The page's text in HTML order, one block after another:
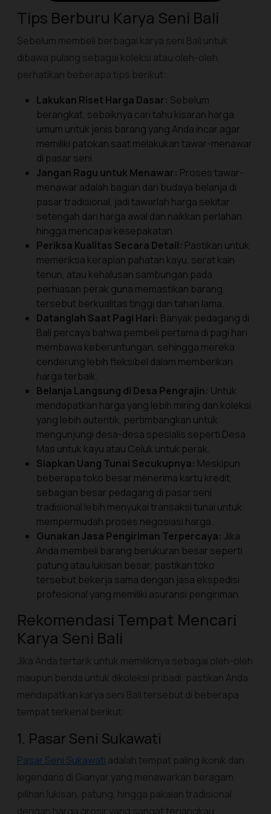
Tips Berburu Karya Seni Bali
Sebelum membeli berbagai karya seni Bali untuk
dibawa pulang sebagai koleksi atau oleh-oleh,
perhatikan beberapa tips berikut:
Lakukan Riset Harga Dasar: Sebelum
berangkat, sebaiknya cari tahu kisaran harga
umum untuk jenis barang yang Anda incar agar
memiliki patokan saat melakukan tawar-menawar
di pasar seni.
Jangan Ragu untuk Menawar: Proses tawar-
menawar adalah bagian dari budaya belanja di
pasar tradisional, jadi tawarlah harga sekitar
setengah dari harga awal dan naikkan perlahan
hingga mencapai kesepakatan.
Periksa Kualitas Secara Detail: Pastikan untuk
memeriksa kerapian pahatan kayu, serat kain
tenun, atau kehalusan sambungan pada
perhiasan perak guna memastikan barang
tersebut berkualitas tinggi dan tahan lama.
Datanglah Saat Pagi Hari: Banyak pedagang di
Bali percaya bahwa pembeli pertama di pagi hari
membawa keberuntungan, sehingga mereka
cenderung lebih fleksibel dalam memberikan
harga terbaik.
Belanja Langsung di Desa Pengrajin: Untuk
mendapatkan harga yang lebih miring dan koleksi
yang lebih autentik, pertimbangkan untuk
mengunjungi desa-desa spesialis seperti Desa
Mas untuk kayu atau Celuk untuk perak.
Siapkan Uang Tunai Secukupnya: Meskipun
beberapa toko besar menerima kartu kredit,
sebagian besar pedagang di pasar seni
tradisional lebih menyukai transaksi tunai untuk
mempermudah proses negosiasi harga.
Gunakan Jasa Pengiriman Terpercaya: Jika
Anda membeli barang berukuran besar seperti
patung atau lukisan besar, pastikan toko
tersebut bekerja sama dengan jasa ekspedisi
profesional yang memiliki asuransi pengiriman.
Rekomendasi Tempat Mencari
Karya Seni Bali
Jika Anda tertarik untuk memilikinya sebagai oleh-oleh
maupun benda untuk dikoleksi pribadi, pastikan Anda
mendapatkan karya seni Bali tersebut di beberapa
tempat terkenal berikut:
1. Pasar Seni Sukawati
Pasar Seni Sukawati adalah tempat paling ikonik dan
legendaris di Gianyar yang menawarkan beragam
pilihan lukisan, patung, hingga pakaian tradisional
dengan harga grosir yang sangat terjangkau.